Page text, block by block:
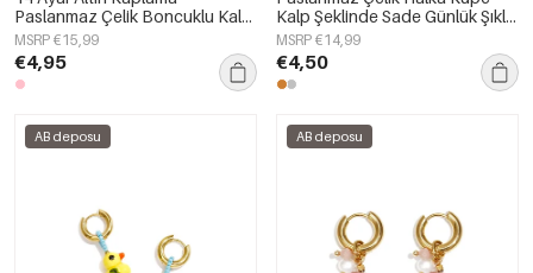
Paslanmaz Çelik Boncuklu Kalp
Şeklinde Küpe, Sade Günlük
Kullanım Serisi, Kadın Takıları
MSRP €15,99
€4,95
Kalp Şeklinde Sade Günlük Şıklık
Serisi Kadın Takıları
MSRP €14,99
€4,50
AB deposu AB deposu